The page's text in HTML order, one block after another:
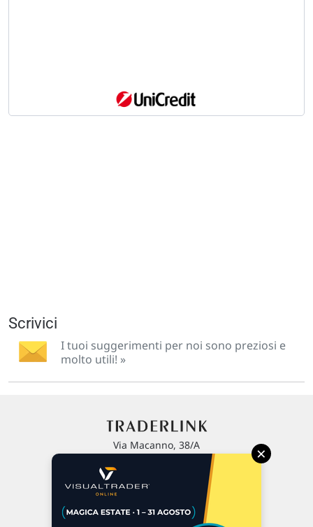
Scrivici
I tuoi suggerimenti per noi sono preziosi e
molto utili! »
Via Macanno, 38/A
P.IVA 02 452 460 401
Chi siamo
×